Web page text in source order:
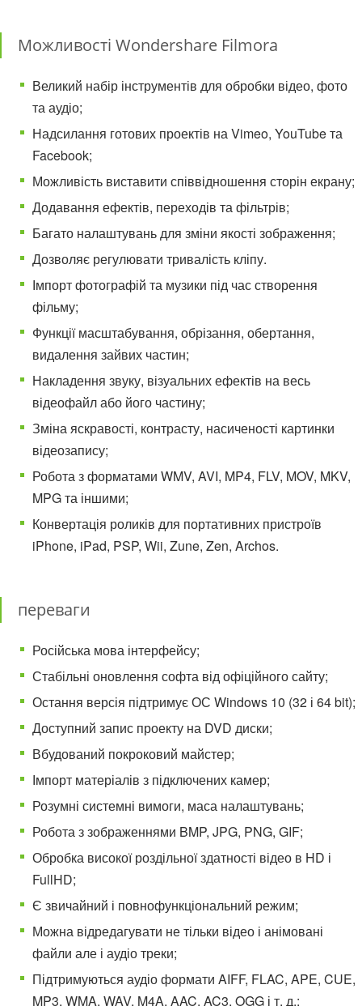
Можливості Wondershare Filmora
Великий набір інструментів для обробки відео, фото
та аудіо;
Надсилання готових проектів на Vimeo, YouTube та
Facebook;
Можливість виставити співвідношення сторін екрану;
Додавання ефектів, переходів та фільтрів;
Багато налаштувань для зміни якості зображення;
Дозволяє регулювати тривалість кліпу.
Імпорт фотографій та музики під час створення
фільму;
Функції масштабування, обрізання, обертання,
видалення зайвих частин;
Накладення звуку, візуальних ефектів на весь
відеофайл або його частину;
Зміна яскравості, контрасту, насиченості картинки
відеозапису;
Робота з форматами WMV, AVI, MP4, FLV, MOV, MKV,
MPG та іншими;
Конвертація роликів для портативних пристроїв
iPhone, iPad, PSP, Wii, Zune, Zen, Archos.
переваги
Російська мова інтерфейсу;
Стабільні оновлення софта від офіційного сайту;
Остання версія підтримує ОС Windows 10 (32 і 64 bit);
Доступний запис проекту на DVD диски;
Вбудований покроковий майстер;
Імпорт матеріалів з підключених камер;
Розумні системні вимоги, маса налаштувань;
Робота з зображеннями BMP, JPG, PNG, GIF;
Обробка високої роздільної здатності відео в HD і
FullHD;
Є звичайний і повнофункціональний режим;
Можна відредагувати не тільки відео і анімовані
файли але і аудіо треки;
Підтримуються аудіо формати AIFF, FLAC, APE, CUE,
MP3, WMA, WAV, M4A, AAC, AC3, OGG і т. д.;